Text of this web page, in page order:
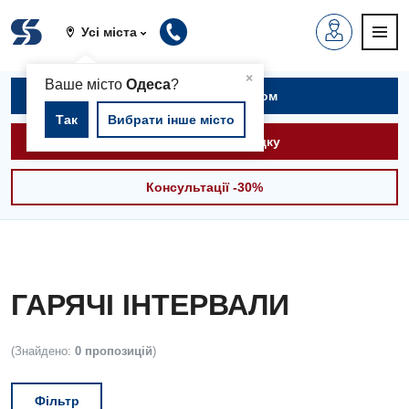
Усі міста
×
Ваше містоОдеса?
Так Вибрати інше місто
Записатися на прийом
Викликати швидку
Консультації -30%
ГАРЯЧІ ІНТЕРВАЛИ
(Знайдено: 0 пропозицій)
Фільтр